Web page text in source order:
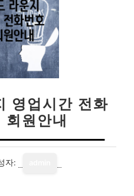
영업시간 전화
회원안내
자: